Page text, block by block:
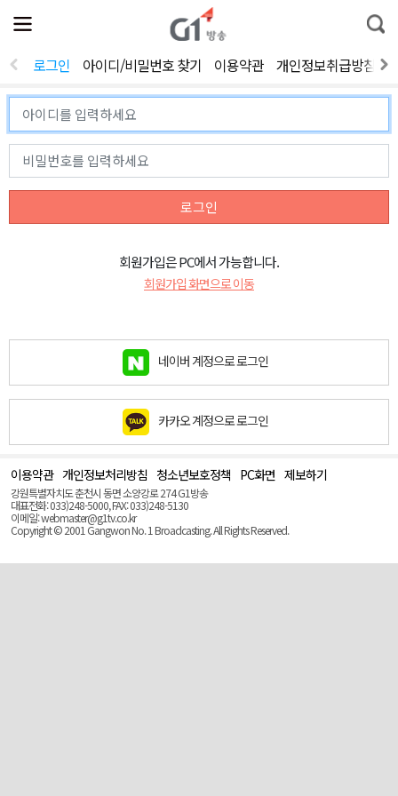
전
체
뉴
열
통
합
색
로그인 아이디/비밀번호 찾기 이용약관 개인정보취급방침
로그인
회원가입은 PC에서 가능합니다.
회원가입 화면으로 이동
네이버 계정으로 로그인
카카오 계정으로 로그인
이용약관 개인정보처리방침 청소년보호정책 PC화면 제보하기
강원특별자치도 춘천시 동면 소양강로 274 G1방송
대표전화: 033)248-5000, FAX: 033)248-5130
이메일: webmaster@g1tv.co.kr
Copyright © 2001 Gangwon No. 1 Broadcasting. All Rights Reserved.